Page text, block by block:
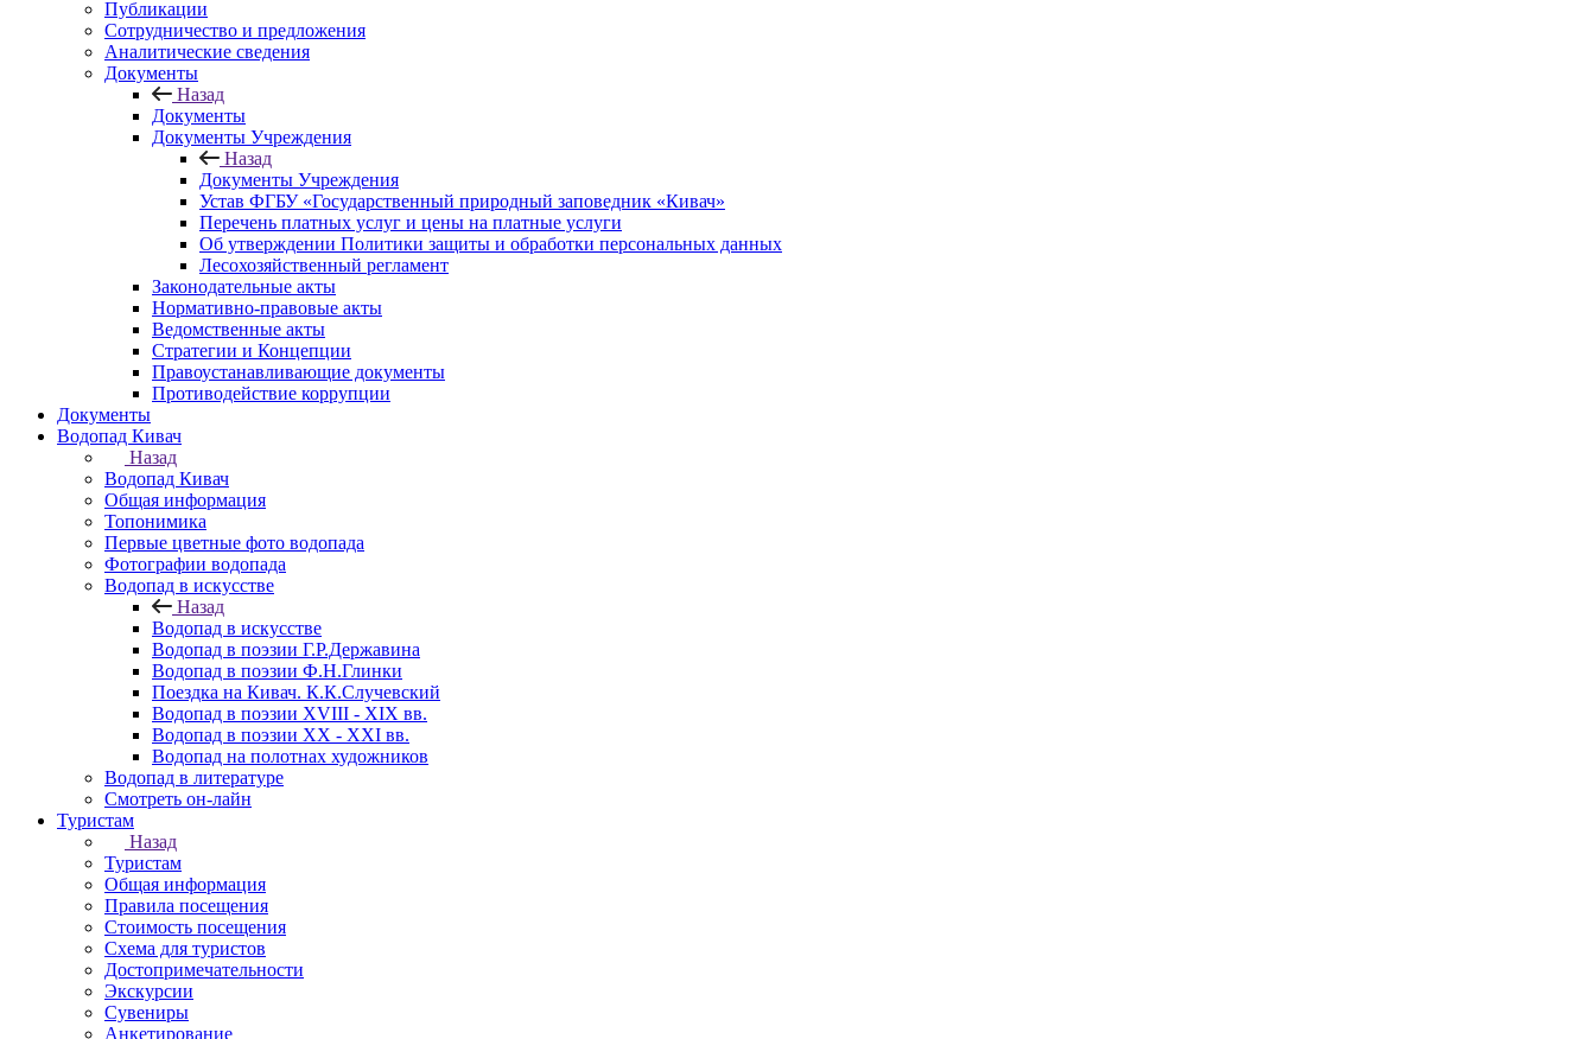
Публикации
Сотрудничество и предложения
Аналитические сведения
Документы
Назад
Документы
Документы Учреждения
Назад
Документы Учреждения
Устав ФГБУ «Государственный природный заповедник «Кивач»
Перечень платных услуг и цены на платные услуги
Об утверждении Политики защиты и обработки персональных данных
Лесохозяйственный регламент
Законодательные акты
Нормативно-правовые акты
Ведомственные акты
Стратегии и Концепции
Правоустанавливающие документы
Противодействие коррупции
Документы
Водопад Кивач
Назад
Водопад Кивач
Общая информация
Топонимика
Первые цветные фото водопада
Фотографии водопада
Водопад в искусстве
Назад
Водопад в искусстве
Водопад в поэзии Г.Р.Державина
Водопад в поэзии Ф.Н.Глинки
Поездка на Кивач. К.К.Случевский
Водопад в поэзии XVIII - XIX вв.
Водопад в поэзии XX - XXI вв.
Водопад на полотнах художников
Водопад в литературе
Смотреть он-лайн
Туристам
Назад
Туристам
Общая информация
Правила посещения
Стоимость посещения
Схема для туристов
Достопримечательности
Экскурсии
Сувениры
Анкетирование